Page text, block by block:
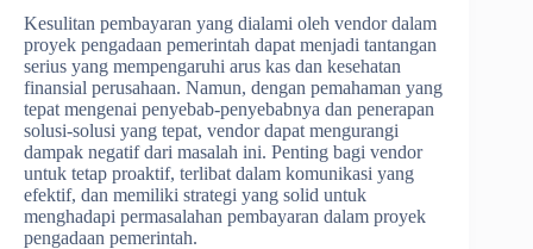
Kesulitan pembayaran yang dialami oleh vendor dalam
proyek pengadaan pemerintah dapat menjadi tantangan
serius yang mempengaruhi arus kas dan kesehatan
finansial perusahaan. Namun, dengan pemahaman yang
tepat mengenai penyebab-penyebabnya dan penerapan
solusi-solusi yang tepat, vendor dapat mengurangi
dampak negatif dari masalah ini. Penting bagi vendor
untuk tetap proaktif, terlibat dalam komunikasi yang
efektif, dan memiliki strategi yang solid untuk
menghadapi permasalahan pembayaran dalam proyek
pengadaan pemerintah.